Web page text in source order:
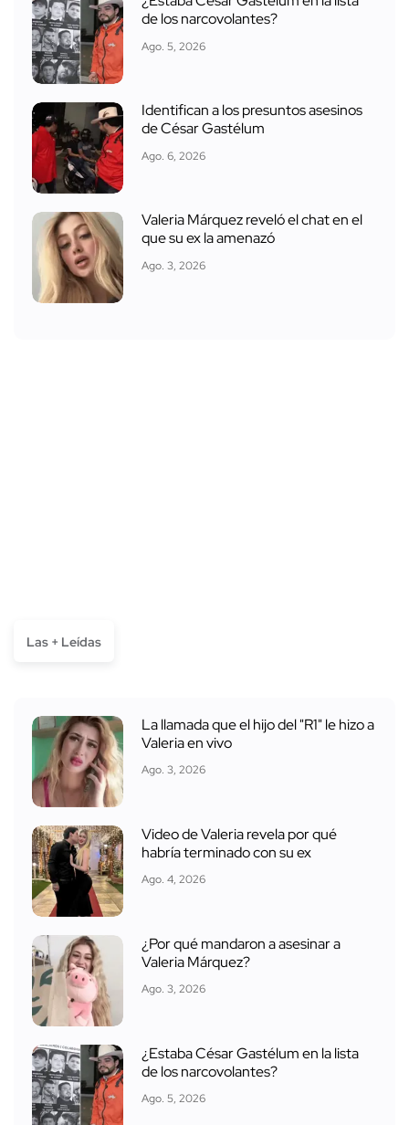
de los narcovolantes?
Ago. 5, 2026
Identifican a los presuntos asesinos
de César Gastélum
Ago. 6, 2026
Valeria Márquez reveló el chat en el
que su ex la amenazó
Ago. 3, 2026
Las + Leídas
La llamada que el hijo del "R1" le hizo a
Valeria en vivo
Ago. 3, 2026
Video de Valeria revela por qué
habría terminado con su ex
Ago. 4, 2026
¿Por qué mandaron a asesinar a
Valeria Márquez?
Ago. 3, 2026
¿Estaba César Gastélum en la lista
de los narcovolantes?
Ago. 5, 2026